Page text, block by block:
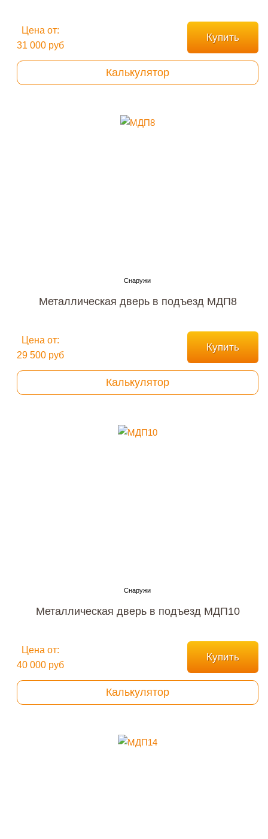
Цена от:
31 000 руб
Купить
Калькулятор
Металлическая дверь в подъезд МДП8
Цена от:
29 500 руб
Купить
Калькулятор
Металлическая дверь в подъезд МДП10
Цена от:
40 000 руб
Купить
Калькулятор